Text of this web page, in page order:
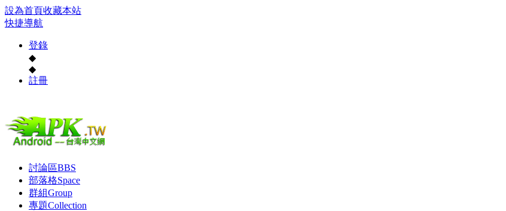
設為首頁收藏本站
快捷導航
登錄
◆
◆
註冊
討論區BBS
部落格Space
群組Group
專題Collection